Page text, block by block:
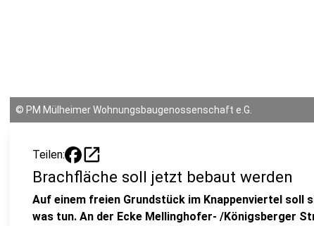
© PM Mülheimer Wohnungsbaugenossenschaft e.G.
Teilen: open_in_new
Brachfläche soll jetzt bebaut werden
Auf einem freien Grundstück im Knappenviertel soll
was tun. An der Ecke Mellinghofer- /Königsberger